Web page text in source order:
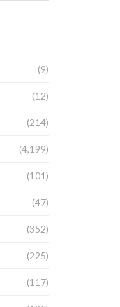
(9)
(12)
(214)
(4,199)
(101)
(47)
(352)
(225)
(117)